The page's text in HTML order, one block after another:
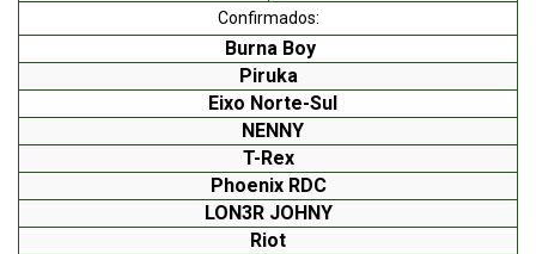
Confirmados:
Burna Boy
Piruka
Eixo Norte-Sul
NENNY
T-Rex
Phoenix RDC
LON3R JOHNY
Riot